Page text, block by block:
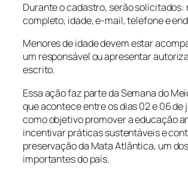
Durante o cadastro, serão solicitados:
completo, idade, e-mail, telefone e
Menores de idade devem estar
um responsável ou apresentar
escrito.
Essa ação faz parte da Semana do
que acontece entre os dias 02 e 06 de
como objetivo promover a educação
incentivar práticas sustentáveis e
preservação da Mata Atlântica, um
importantes do país.